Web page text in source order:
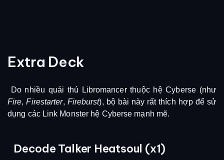
Extra Deck
Do nhiều quái thú Libromancer thuộc hệ Cyberse (như
Fire,Firestarter, Fireburst), bộ bài này rất thích hợp để sử
dụng các Link Monster hệ Cyberse mạnh mẽ.
Decode Talker Heatsoul (x1)